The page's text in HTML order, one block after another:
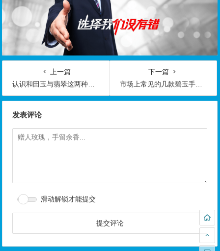
上一篇
认识和田玉与翡翠这两种玉石
下一篇
市场上常见的几款碧玉手镯，你会搞混吗
发表评论
滑动解锁才能提交